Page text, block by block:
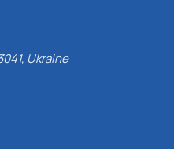
Ukraine